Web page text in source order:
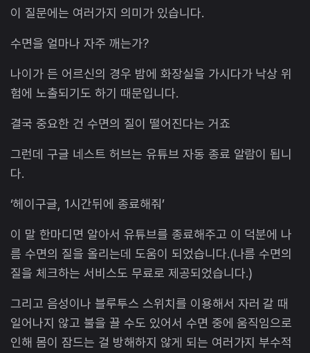
이 질문에는 여러가지 의미가 있습니다.
수면을 얼마나 자주 깨는가?
나이가 든 어르신의 경우 밤에 화장실을 가시다가 낙상 위
험에 노출되기도 하기 때문입니다.
결국 중요한 건 수면의 질이 떨어진다는 거죠
그런데 구글 네스트 허브는 유튜브 자동 종료 알람이 됩니
다.
‘헤이구글, 1시간뒤에 종료해줘’
이 말 한마디면 알아서 유튜브를 종료해주고 이 덕분에 나
름 수면의 질을 올리는데 도움이 되었습니다.(나름 수면의
질을 체크하는 서비스도 무료로 제공되었습니다.)
그리고 음성이나 블루투스 스위치를 이용해서 자러 갈 때
일어나지 않고 불을 끌 수도 있어서 수면 중에 움직임으로
인해 몸이 잠드는 걸 방해하지 않게 되는 여러가지 부수적